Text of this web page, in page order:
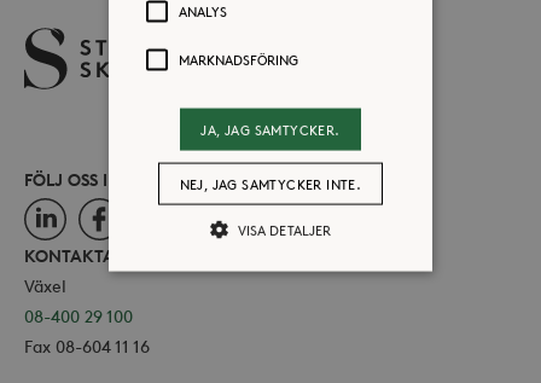
FÖLJ OSS I SOCIALA MEDIER
LinkedInFacebook
KONTAKTA OSS
Växel
08-400 29 100
Fax 08-604 11 16
ANALYS
MARKNADSFÖRING
JA, JAG SAMTYCKER.
NEJ, JAG SAMTYCKER INTE.
VISA DETALJER